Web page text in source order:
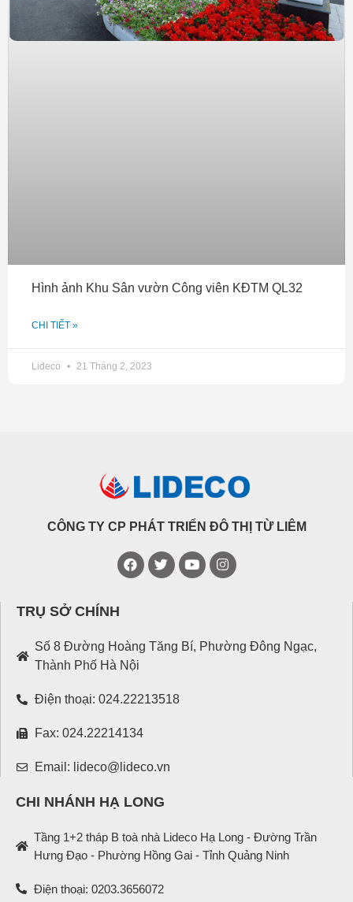
Hình ảnh Khu Sân vườn Công viên KĐTM QL32
CHI TIẾT »
Lideco 21 Tháng 2, 2023
CÔNG TY CP PHÁT TRIỂN ĐÔ THỊ TỪ LIÊM
TRỤ SỞ CHÍNH
Số 8 Đường Hoàng Tăng Bí, Phường Đông Ngạc,
Thành Phố Hà Nội
Điện thoại: 024.22213518
Fax: 024.22214134
Email: lideco@lideco.vn
CHI NHÁNH HẠ LONG
Tầng 1+2 tháp B toà nhà Lideco Hạ Long - Đường Trần
Hưng Đạo - Phường Hồng Gai - Tỉnh Quảng Ninh
Điện thoại: 0203.3656072